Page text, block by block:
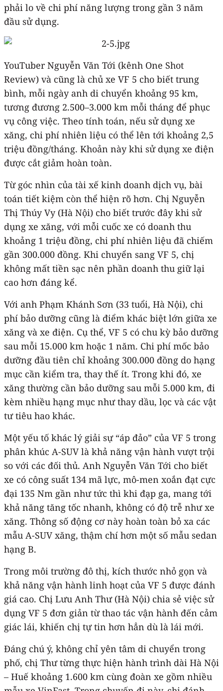
phải lo về chi phí năng lượng trong gần 3 năm
đầu sử dụng.
YouTuber Nguyễn Văn Tới (kênh One Shot
Review) và cũng là chủ xe VF 5 cho biết trung
bình, mỗi ngày anh di chuyển khoảng 95 km,
tương đương 2.500–3.000 km mỗi tháng để phục
vụ công việc. Theo tính toán, nếu sử dụng xe
xăng, chi phí nhiên liệu có thể lên tới khoảng 2,5
triệu đồng/tháng. Khoản này khi sử dụng xe điện
được cắt giảm hoàn toàn.
Từ góc nhìn của tài xế kinh doanh dịch vụ, bài
toán tiết kiệm còn thể hiện rõ hơn. Chị Nguyễn
Thị Thúy Vy (Hà Nội) cho biết trước đây khi sử
dụng xe xăng, với mỗi cuốc xe có doanh thu
khoảng 1 triệu đồng, chi phí nhiên liệu đã chiếm
gần 300.000 đồng. Khi chuyển sang VF 5, chị
không mất tiền sạc nên phần doanh thu giữ lại
cao hơn đáng kể.
Với anh Phạm Khánh Sơn (33 tuổi, Hà Nội), chi
phí bảo dưỡng cũng là điểm khác biệt lớn giữa xe
xăng và xe điện. Cụ thể, VF 5 có chu kỳ bảo dưỡng
sau mỗi 15.000 km hoặc 1 năm. Chi phí mốc bảo
dưỡng đầu tiên chỉ khoảng 300.000 đồng do hạng
mục cần kiểm tra, thay thế ít. Trong khi đó, xe
xăng thường cần bảo dưỡng sau mỗi 5.000 km, đi
kèm nhiều hạng mục như thay dầu, lọc và các vật
tư tiêu hao khác.
Một yếu tố khác lý giải sự “áp đảo” của VF 5 trong
phân khúc A-SUV là khả năng vận hành vượt trội
so với các đối thủ. Anh Nguyễn Văn Tới cho biết
xe có công suất 134 mã lực, mô-men xoắn đạt cực
đại 135 Nm gần như tức thì khi đạp ga, mang tới
khả năng tăng tốc nhanh, không có độ trễ như xe
xăng. Thông số động cơ này hoàn toàn bỏ xa các
mẫu A-SUV xăng, thậm chí hơn một số mẫu sedan
hạng B.
Trong môi trường đô thị, kích thước nhỏ gọn và
khả năng vận hành linh hoạt của VF 5 được đánh
giá cao. Chị Lưu Anh Thư (Hà Nội) chia sẻ việc sử
dụng VF 5 đơn giản từ thao tác vận hành đến cảm
giác lái, khiến chị tự tin hơn hẳn dù là lái mới.
Đáng chú ý, không chỉ yên tâm di chuyển trong
phố, chị Thư từng thực hiện hành trình dài Hà Nội
– Huế khoảng 1.600 km cùng đoàn xe gồm nhiều